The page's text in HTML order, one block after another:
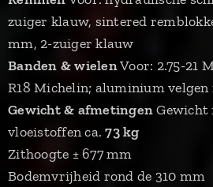
zuiger klauw, sintered
mm, 2-zuiger klauw
Banden & wielenVoor: 2.75-21
R18 Michelin; aluminium
Gewicht & afmetingenGewicht
vloeistoffen ca.73 kg
Zithoogte ± 677 mm
Bodemvrijheid rond de 310 mm